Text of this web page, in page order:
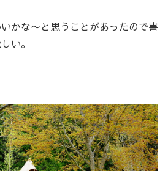
かな〜と思うことがあったので書
い。